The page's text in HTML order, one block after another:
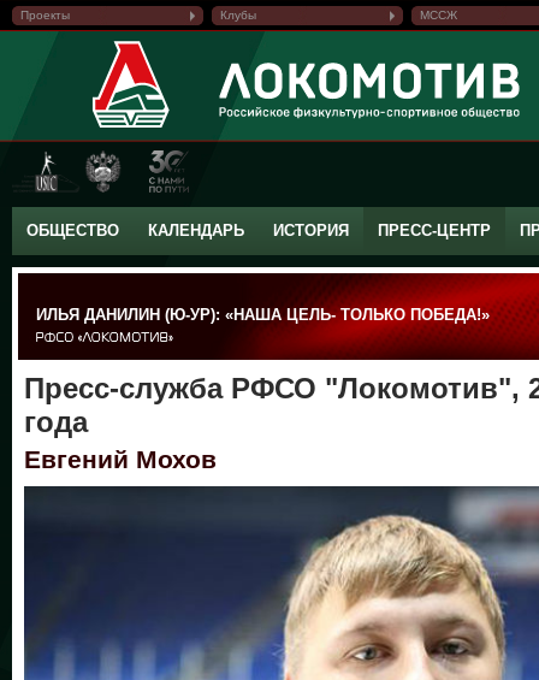
Проекты Клубы МССЖ
ОБЩЕСТВО КАЛЕНДАРЬ ИСТОРИЯ ПРЕСС-ЦЕНТР
ИЛЬЯ ДАНИЛИН (Ю-УР): «НАША ЦЕЛЬ- ТОЛЬКО ПОБЕДА!»
Пресс-служба РФСО "Локомотив",
года
Евгений Мохов